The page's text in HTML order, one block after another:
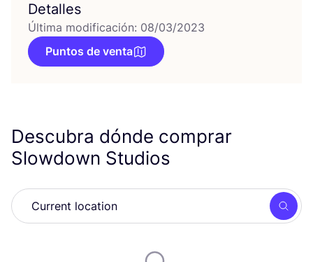
Detalles
Última modificación: 08/03/2023
Puntos de venta
Descubra dónde comprar
Slowdown Studios